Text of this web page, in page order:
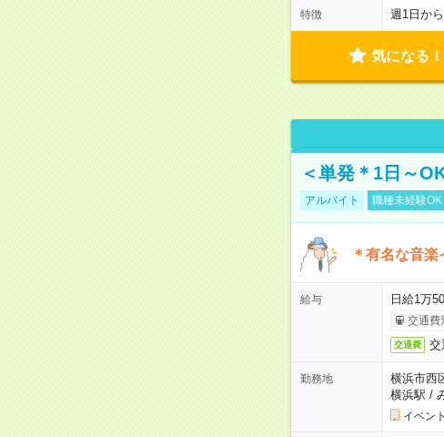
特徴 週1日か
気になる！
＜単発＊1日～
アルバイト 職種未経験OK
＊有名な音
給与 日給1万
交通費
交通費 交
勤務地
横浜市西
横浜駅 /
イベン